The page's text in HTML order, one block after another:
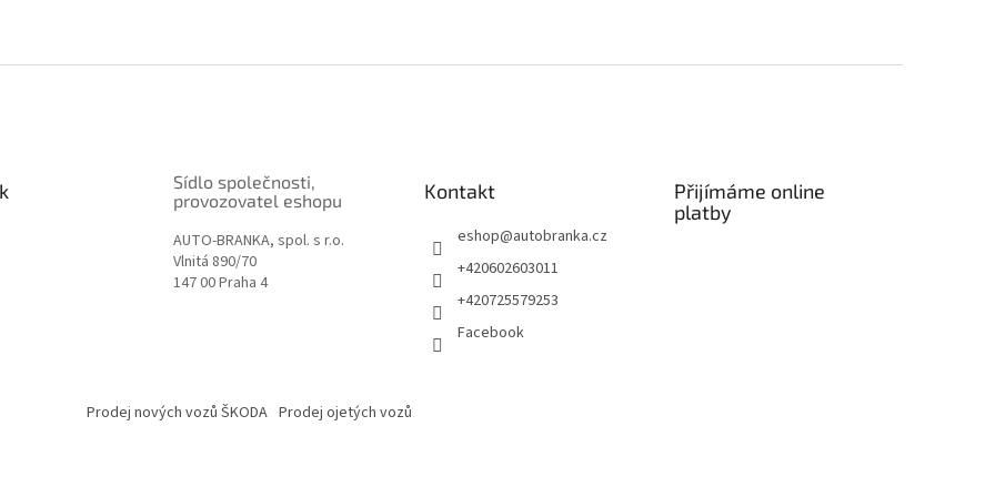
Sídlo společnosti,
provozovatel eshopu
AUTO-BRANKA, spol. s r.o.
Vlnitá 890/70
147 00 Praha 4
Kontakt
eshop@autobranka.cz
+420602603011
+420725579253
Facebook
Přijímáme online
platby
Prodej nových vozů ŠKODA Prodej ojetých vozů